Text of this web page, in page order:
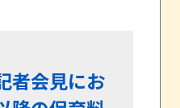
者会見にお